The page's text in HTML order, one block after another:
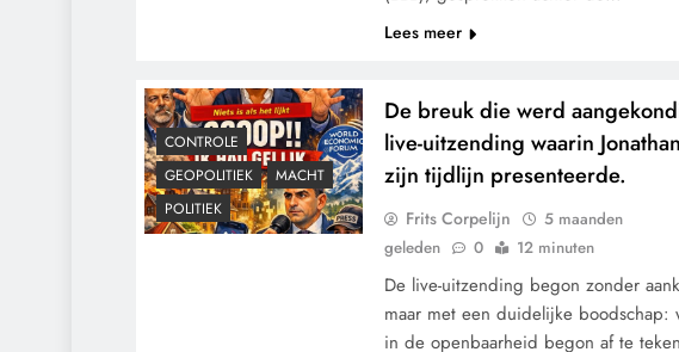
Lees meer
CONTROLE
GEOPOLITIEK
MACHT
POLITIEK
De breuk die werd
live-uitzending waarin
zijn tijdlijn presenteerde.
Frits Corpelijn
5 maanden
geleden
0 12 minuten
De live-uitzending begon zonder
maar met een duidelijke boodschap:
in de openbaarheid begon af te